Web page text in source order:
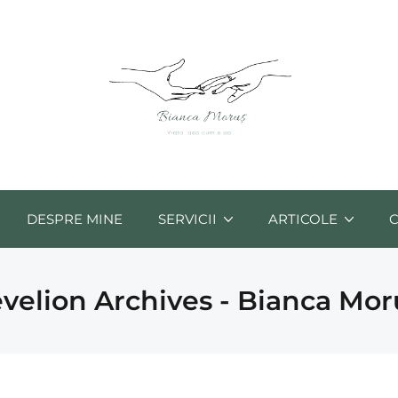
DESPRE MINE SERVICII ARTICOLE
Archives - Bianca